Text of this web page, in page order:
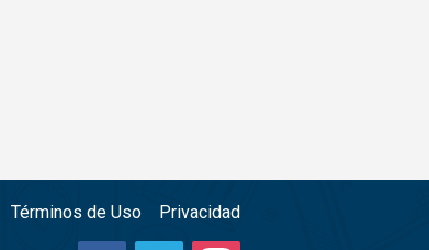
Términos de Uso Privacidad